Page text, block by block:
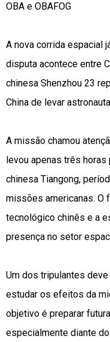
OBA e OBAFOG
A nova corrida espacial
disputa acontece entre
chinesa Shenzhou 23
China de levar
A missão chamou
levou apenas três
chinesa Tiangong,
missões americanas. O
tecnológico chinês e a
presença no setor
Um dos tripulantes
estudar os efeitos da
objetivo é preparar
especialmente diante